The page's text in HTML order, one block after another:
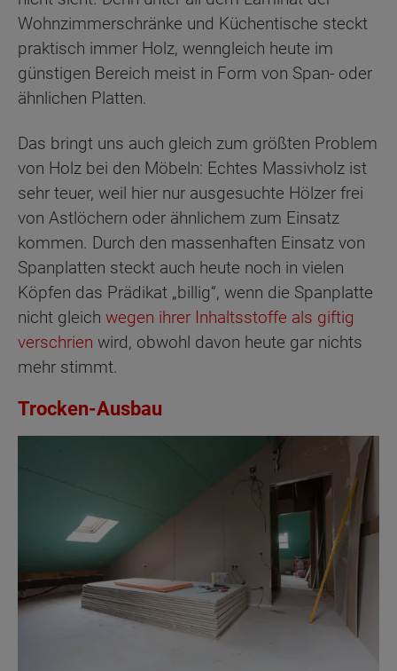
Wohnzimmerschränke und Küchentische steckt
praktisch immer Holz, wenngleich heute im
günstigen Bereich meist in Form von Span- oder
ähnlichen Platten.
Das bringt uns auch gleich zum größten Problem
von Holz bei den Möbeln: Echtes Massivholz ist
sehr teuer, weil hier nur ausgesuchte Hölzer frei
von Astlöchern oder ähnlichem zum Einsatz
kommen. Durch den massenhaften Einsatz von
Spanplatten steckt auch heute noch in vielen
Köpfen das Prädikat „billig“, wenn die Spanplatte
nicht gleich wegen ihrer Inhaltsstoffe als giftig
verschrien wird, obwohl davon heute gar nichts
mehr stimmt.
Trocken-Ausbau